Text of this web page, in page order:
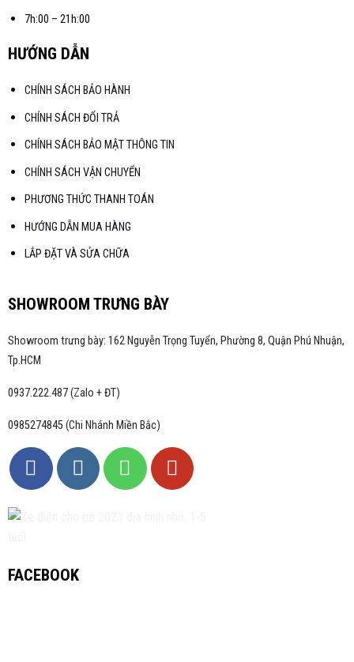
7h:00 – 21h:00
HƯỚNG DẪN
CHÍNH SÁCH BẢO HÀNH
CHÍNH SÁCH ĐỔI TRẢ
CHÍNH SÁCH BẢO MẬT THÔNG TIN
CHÍNH SÁCH VẬN CHUYỂN
PHƯƠNG THỨC THANH TOÁN
HƯỚNG DẪN MUA HÀNG
LẮP ĐẶT VÀ SỬA CHỮA
SHOWROOM TRƯNG BÀY
Showroom trưng bày: 162 Nguyễn Trọng Tuyển, Phường 8, Quận Phú Nhuận,
Tp.HCM
0937.222.487 (Zalo + ĐT)
0985274845 (Chi Nhánh Miền Bắc)
FACEBOOK